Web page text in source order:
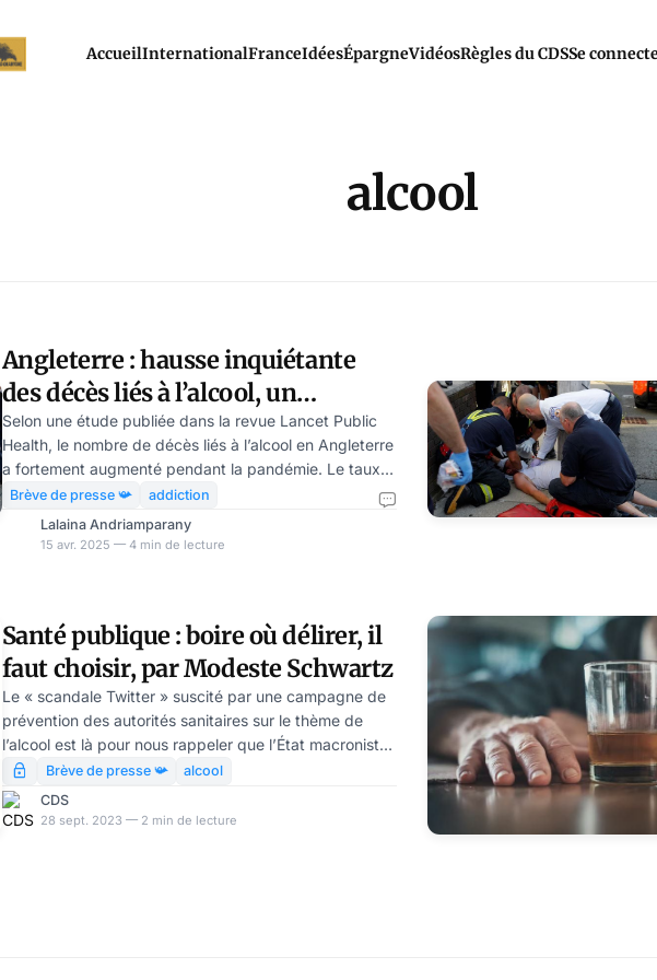
AccueilInternationalFranceIdéesÉpargneVidéosRègles du CDSSe
alcool
Angleterre : hausse inquiétante
des décès liés à l’alcool, un
héritage toxique des
confinements
Selon une étude publiée dans la revue Lancet Public
Health, le nombre de décès liés à l’alcool en Angleterre
a fortement augmenté pendant la pandémie. Le taux
de mortalité est particulièrement élevé chez les
hommes, les personnes issues des quartiers
défavorisés et les individus âgés de 50 à 69 ans. Les
également mis en exergue la hausse des
Brève de presse 📯
addiction
Lalaina Andriamparany
15 avr. 2025 — 4 min de lecture
Santé publique : boire où délirer, il
faut choisir, par Modeste Schwartz
Le « scandale Twitter » suscité par une campagne de
prévention des autorités sanitaires sur le thème de
l’alcool est là pour nous rappeler que l’État macroniste
woke est aussi l’expression d’une société au moins
aussi malade que lui.
Brève de presse 📯
alcool
CDS
28 sept. 2023 — 2 min de lecture